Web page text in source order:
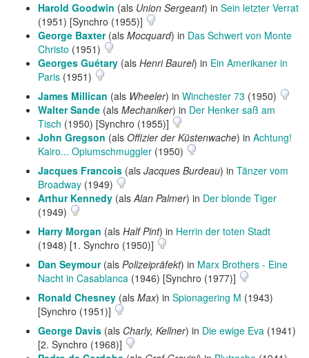
Harold Goodwin (als Union Sergeant) in Sein letzter Verrat
(1951) [Synchro (1955)]
George Baxter(als Mocquard) in Das Schwert von Monte
Christo (1951)
Georges Guétary (als Henri Baurel) in Ein Amerikaner in
Paris (1951)
James Millican (als Wheeler) in Winchester 73 (1950)
Walter Sande (als Mechaniker) in Der Henker saß am
Tisch (1950) [Synchro (1955)]
John Gregson (als Offizier der Küstenwache) in Achtung!
Kairo... Opiumschmuggler (1950)
Jacques Francois (als Jacques Burdeau) in Tänzer vom
Broadway (1949)
Arthur Kennedy (alsAlan Palmer) in Der blonde Tiger
(1949)
Harry Morgan (als Half Pint) in Herrin der toten Stadt
(1948) [1. Synchro (1950)]
Dan Seymour(als Polizeipräfekt) in Marx Brothers - Eine
Nacht in Casablanca (1946) [Synchro (1977)]
Ronald Chesney (als Max) in Spionagering M (1943)
[Synchro (1951)]
George Davis (als Charly, Kellner) in Die ewige Eva (1941)
[2. Synchro (1968)]